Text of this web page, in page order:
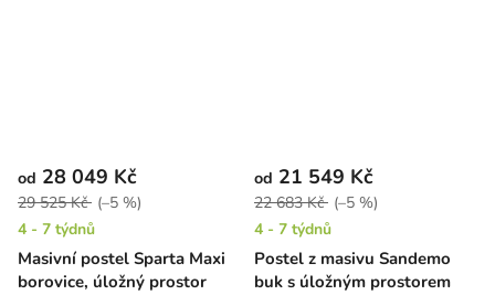
Masivní postel Sparta Maxi
borovice, úložný prostor
od 28 049 Kč
29 525 Kč (–5 %)
4 - 7 týdnů
Postel z masivu Sandemo
buk s úložným prostorem
od 21 549 Kč
22 683 Kč (–5 %)
4 - 7 týdnů